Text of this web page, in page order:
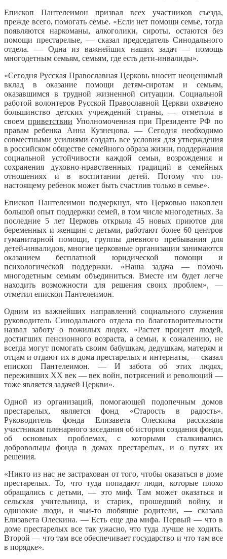
Епископ Пантелеимон призвал всех участников съезда,
прежде всего, помогать семье. «Если нет помощи семье, тогда
появляются наркоманы, алкоголики, сироты, остаются без
помощи престарелые, — сказал председатель Синодального
отдела. — Одна из важнейших наших задач — помощь
многодетным семьям, семьям, где есть дети-инвалиды».
«Сегодня Русская Православная Церковь вносит неоценимый
вклад в оказание помощи детям-сиротам и семьям,
оказавшимся в трудной жизненной ситуации. Социальной
работой волонтеров Русской Православной Церкви охвачено
большинство детских учреждений страны, — отметила в
своем приветствии Уполномоченная при Президенте РФ по
правам ребенка Анна Кузнецова. — Сегодня необходимо
совместными усилиями создать все условия для утверждения
в российском обществе семейного образа жизни, поддержания
социальной устойчивости каждой семьи, возрождения и
сохранения духовно-нравственных традиций в семейных
отношениях и в воспитании детей. Потому что по-
настоящему ребенок может быть счастлив только в семье».
Епископ Пантелеимон подчеркнул, что Церковью накоплен
большой опыт поддержки семей, в том числе многодетных. За
последние 5 лет Церковь открыла 45 новых приютов для
беременных и женщин с детьми, работают более 60 центров
гуманитарной помощи, группы дневного пребывания для
детей-инвалидов, многие церковные организации занимаются
оказанием бесплатной юридической помощи и
психологической поддержки. «Наша задача — помочь
многодетным семьям объединиться. Вместе им будет легче
находить возможности для решения своих проблем», —
отметил епископ Пантелеимон.
Одним из важнейших направлений социального служения
руководитель Синодального отдела по благотворительности
назвал заботу о пожилых людях. «Растет процент людей,
достигших пенсионного возраста, а семьи, к сожалению, не
всегда могут помогать своим бабушкам, дедушкам, матерям и
отцам и отдают их в дома престарелых и интернаты, — сказал
епископ Пантелеимон. — И забота об этих людях,
переживших XX век — век войн, потрясений и революций —
тоже является задачей Церкви».
Одной из организаций, помогающей подопечным домов
престарелых, является фонд «Старость в радость».
Руководитель фонда Елизавета Олескина рассказала
участникам пленарного заседания об истории создания фонда,
об основных проблемах, с которыми сталкивались
добровольцы фонда в домах престарелых, и о путях их
решения.
«Никто из нас не застрахован от того, чтобы оказаться в доме
престарелых. То, что туда попадают люди, которые плохо
обращались с детьми, — это миф. Там может оказаться и
сельская учительница, и старик, прошедший войну, и
одинокие люди, и чьи-то любящие родители, — сказала
Елизавета Олескина. — Есть еще два мифа. Первый — что в
доме престарелых все так ужасно, что туда лучше не ходить.
Второй — что там все обеспечивает государство и что там все
в порядке».